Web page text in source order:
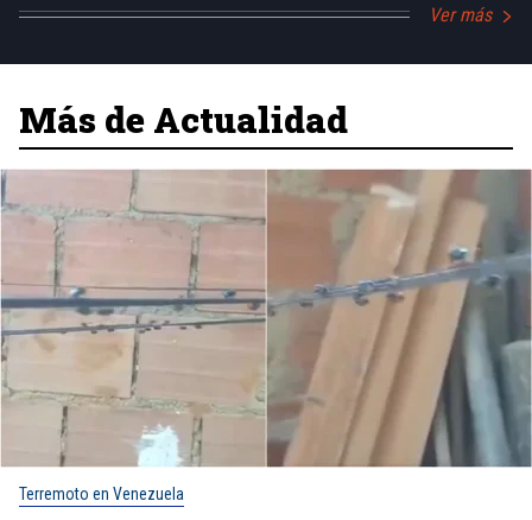
Ver más
Más de Actualidad
Terremoto en Venezuela